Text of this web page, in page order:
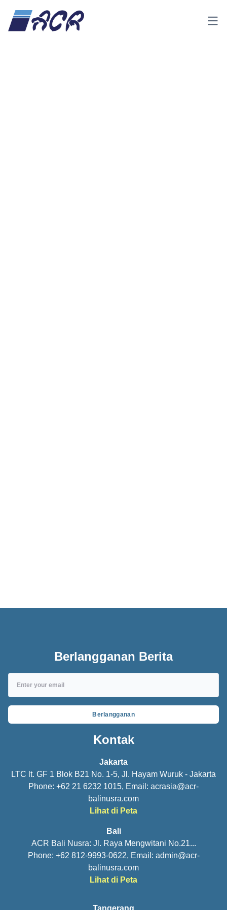
Menu
Kontak
Jakarta
LTC lt. GF 1 Blok B21 No. 1-5, Jl. Hayam Wuruk - Jakarta
Phone: +62 21 6232 1015, Email: acrasia@acr-
balinusra.com
Lihat di Peta
Bali
ACR Bali Nusra: Jl. Raya Mengwitani No.21...
Phone: +62 812-9993-0622, Email: admin@acr-
balinusra.com
Lihat di Peta
Berlangganan Berita
Berlangganan